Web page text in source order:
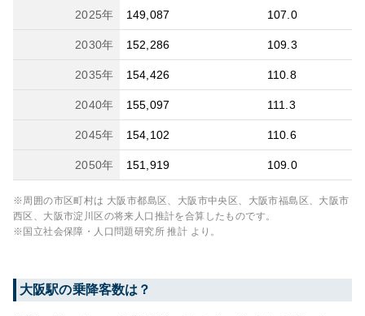
2025年 149,087 107.0
2030年 152,286 109.3
2035年 154,426 110.8
2040年 155,097 111.3
2045年 154,102 110.6
2050年 151,919 109.0
※周囲の市区町村は 大阪市都島区、大阪市中央区、大阪市福島区、大阪市
西区、大阪市淀川区の将来人口推計を合算したものです。
※国立社会保障・人口問題研究所 推計 より。
大阪駅の乗降客数は？